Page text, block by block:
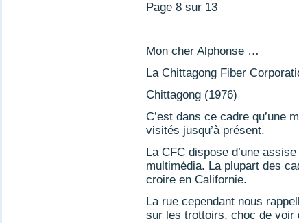
Page 8 sur 13
Mon cher Alphonse …
La Chittagong Fiber
Chittagong (1976)
C’est dans ce cadre qu’une
visités jusqu’à présent.
La CFC dispose d’une
multimédia. La plupart des
croire en Californie.
La rue cependant nous
sur les trottoirs, choc de voir